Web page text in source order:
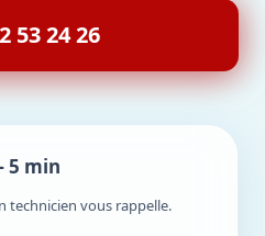
53 24 26
5 min
technicien vous rappelle.